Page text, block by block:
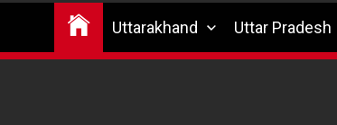
Uttarakhand Uttar Pradesh